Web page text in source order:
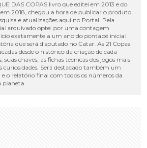
DAS COPAS livro que editei em 2013 e do
em 2018, chegou a hora de publicar o produto
e atualizações aqui no Portal. Pela
arquivado optei por uma contagem
exatamente a um ano do pontapé inicial
que será disputado no Catar. As 21 Copas
desde o histórico da criação de cada
chaves, as fichas técnicas dos jogos mais
Será destacado também um
o relatório final com todos os números da
planeta.